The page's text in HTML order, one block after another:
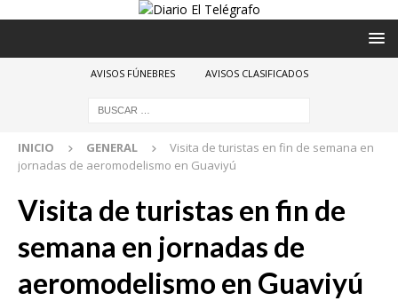
AVISOS FÚNEBRES AVISOS CLASIFICADOS
INICIO GENERAL
Visita de turistas en fin de semana en
jornadas de aeromodelismo en Guaviyú
Visita de turistas en fin de
semana en jornadas de
aeromodelismo en Guaviyú